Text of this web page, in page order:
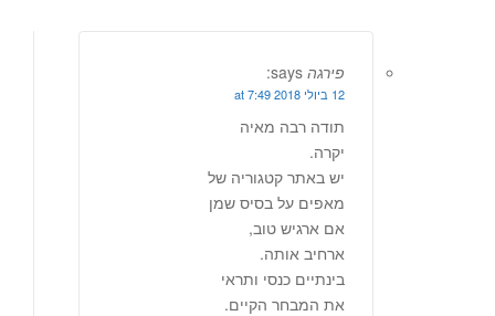
פירגה says:
12 ביולי 2018 at 7:49
תודה רבה מאיה
יקרה.
יש באתר קטגוריה של
מאפים על בסיס שמן
אם ארגיש טוב,
ארחיב אותה.
בינתיים כנסי ותראי
את המבחר הקיים.